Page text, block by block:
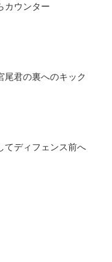
カウンター
尾君の裏へのキック
てディフェンス前へ